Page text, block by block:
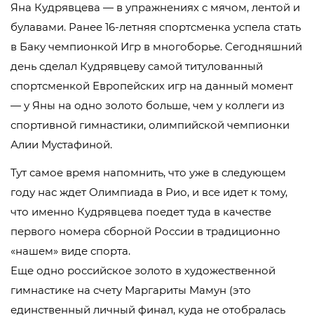
Яна Кудрявцева — в упражнениях с мячом, лентой и
булавами. Ранее 16-летняя спортсменка успела стать
в Баку чемпионкой Игр в многоборье. Сегодняшний
день сделал Кудрявцеву самой титулованный
спортсменкой Европейских игр на данный момент
— у Яны на одно золото больше, чем у коллеги из
спортивной гимнастики, олимпийской чемпионки
Алии Мустафиной.
Тут самое время напомнить, что уже в следующем
году нас ждет Олимпиада в Рио, и все идет к тому,
что именно Кудрявцева поедет туда в качестве
первого номера сборной России в традиционно
«нашем» виде спорта.
Еще одно российское золото в художественной
гимнастике на счету Маргариты Мамун (это
единственный личный финал, куда не отобралась